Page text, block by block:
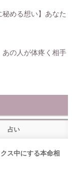
める想い】あなた
の人が体疼く相手
占い
ス中にする本命相